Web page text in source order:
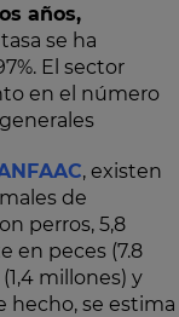
años,
se ha
El sector
en el número
, existen
de
perros, 5,8
en peces (7.8
millones) y
hecho, se estima